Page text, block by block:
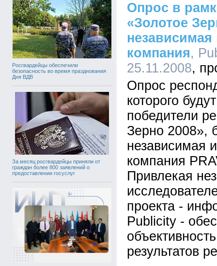
Росгвардейцы обеспечили
безопасность во время празднования
Дня ВДВ
За месяц росгвардейцы приняли от
граждан более 800 заявлений о
предоставлении госуслуг
Опрос в
«Золотое
независимая
компания,
25.11.2008
Опрос
которого
победители
Зерно 2008»,
независимая
компания
Привлекая
проекта -
Publicity -
результатов